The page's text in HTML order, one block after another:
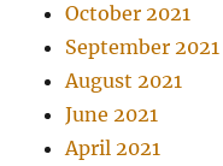
October 2021
September 2021
August 2021
June 2021
April 2021